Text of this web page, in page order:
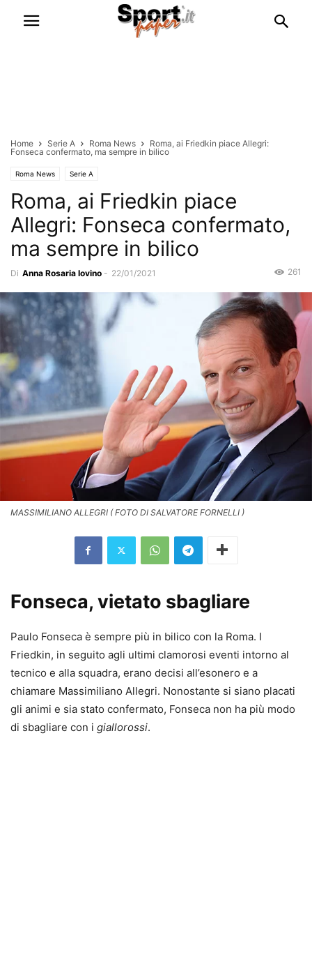
Home Serie A Roma News
Roma, ai Friedkin piace Allegri:
Fonseca confermato, ma sempre in bilico
Roma News Serie A
Roma, ai Friedkin piace
Allegri: Fonseca confermato,
ma sempre in bilico
Di Anna Rosaria Iovino - 22/01/2021 261
MASSIMILIANO ALLEGRI ( FOTO DI SALVATORE FORNELLI )
Fonseca, vietato sbagliare
Paulo Fonseca è sempre più in bilico con la Roma. I
Friedkin, in seguito agli ultimi clamorosi eventi intorno al
tecnico e alla squadra, erano decisi all’esonero e a
chiamare Massimiliano Allegri. Nonostante si siano placati
gli animi e sia stato confermato, Fonseca non ha più modo
di sbagliare con i giallorossi.